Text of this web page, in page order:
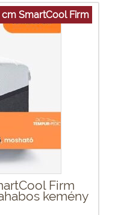
cm SmartCool Firm
Firm
kemény